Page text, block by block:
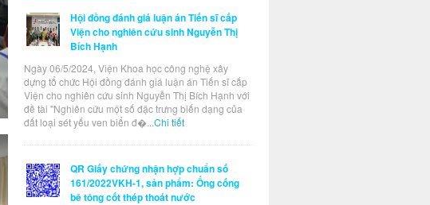
Hội đồng đánh giá luận án Tiến sĩ cấp
Viện cho nghiên cứu sinh Nguyễn Thị
Bích Hạnh
Ngày 06/5/2024, Viện Khoa học công nghệ xây
dựng tổ chức Hội đồng đánh giá luận án Tiến sĩ cấp
Viện cho nghiên cứu sinh Nguyễn Thị Bích Hạnh với
đề tài "Nghiên cứu một số đặc trưng biến dạng của
đất loại sét yếu ven biển đ�...Chi tiết
QR Giấy chứng nhận hợp chuẩn số
161/2022VKH-1, sản phẩm: Ống cống
bê tông cốt thép thoát nước